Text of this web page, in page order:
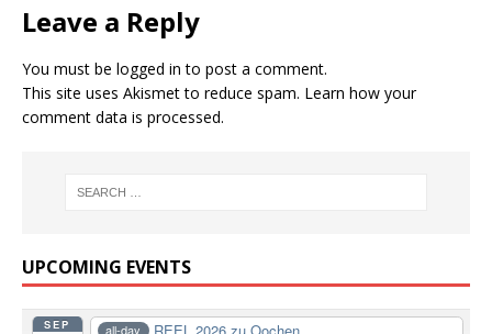
Leave a Reply
You must be logged in to post a comment.
This site uses Akismet to reduce spam. Learn how your
comment data is processed.
UPCOMING EVENTS
SEP all-day